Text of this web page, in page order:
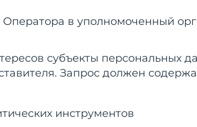
в уполномоченный
субъекты персональных
Запрос должен
инструментов